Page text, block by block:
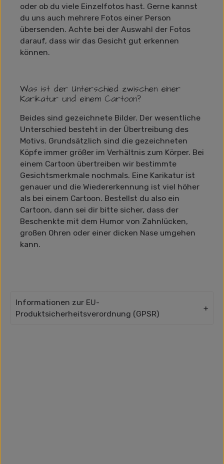
oder ob du viele Einzelfotos hast. Gerne kannst
du uns auch mehrere Fotos einer Person
übersenden. Achte bei der Auswahl der Fotos
darauf, dass wir das Gesicht gut erkennen
können.
Was ist der Unterschied zwischen einer
Karikatur und einem Cartoon?
Beides sind gezeichnete Bilder. Der wesentliche
Unterschied besteht in der Übertreibung des
Motivs. Grundsätzlich sind die gezeichneten
Köpfe immer größer im Verhältnis zum Körper. Bei
einem Cartoon übertreiben wir bestimmte
Gesichtsmerkmale nochmals. Eine Karikatur ist
genauer und die Wiedererkennung ist viel höher
als bei einem Cartoon. Bestellst du also ein
Cartoon, dann sei dir bitte sicher, dass der
Beschenkte mit dem Humor von Zahnlücken,
großen Ohren oder einer dicken Nase umgehen
kann.
Informationen zur EU-
Produktsicherheitsverordnung (GPSR)